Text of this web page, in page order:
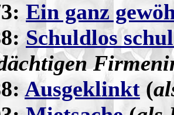
Ein ganz
Schuldlos
Ausgeklinkt (